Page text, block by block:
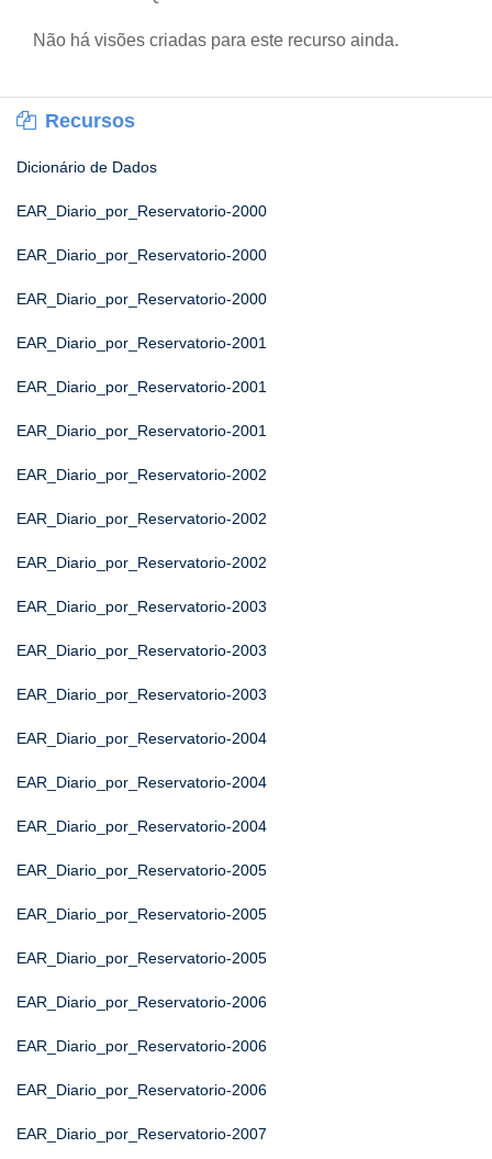
Não há visões criadas para este recurso ainda.
Recursos
Dicionário de Dados
EAR_Diario_por_Reservatorio-2000
EAR_Diario_por_Reservatorio-2000
EAR_Diario_por_Reservatorio-2000
EAR_Diario_por_Reservatorio-2001
EAR_Diario_por_Reservatorio-2001
EAR_Diario_por_Reservatorio-2001
EAR_Diario_por_Reservatorio-2002
EAR_Diario_por_Reservatorio-2002
EAR_Diario_por_Reservatorio-2002
EAR_Diario_por_Reservatorio-2003
EAR_Diario_por_Reservatorio-2003
EAR_Diario_por_Reservatorio-2003
EAR_Diario_por_Reservatorio-2004
EAR_Diario_por_Reservatorio-2004
EAR_Diario_por_Reservatorio-2004
EAR_Diario_por_Reservatorio-2005
EAR_Diario_por_Reservatorio-2005
EAR_Diario_por_Reservatorio-2005
EAR_Diario_por_Reservatorio-2006
EAR_Diario_por_Reservatorio-2006
EAR_Diario_por_Reservatorio-2006
EAR_Diario_por_Reservatorio-2007